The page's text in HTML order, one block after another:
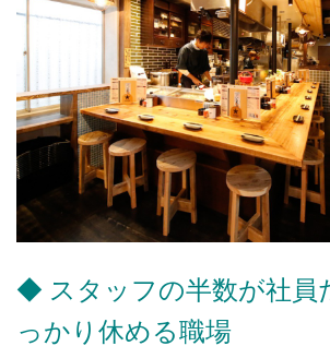
◆ スタッフの半数が社員
っかり休める職場